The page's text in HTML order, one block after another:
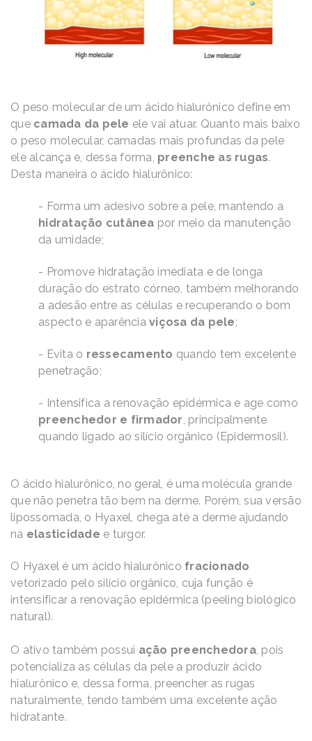
O peso molecular de um ácido hialurônico define em
que camada da pele ele vai atuar. Quanto mais baixo
o peso molecular, camadas mais profundas da pele
ele alcança e, dessa forma, preenche as rugas.
Desta maneira o ácido hialurônico:
- Forma um adesivo sobre a pele, mantendo a
hidratação cutânea por meio da manutenção
da umidade;
- Promove hidratação imediata e de longa
duração do estrato córneo, também melhorando
a adesão entre as células e recuperando o bom
aspecto e aparência viçosa da pele;
- Evita o ressecamento quando tem excelente
penetração;
- Intensifica a renovação epidérmica e age como
preenchedor e firmador, principalmente
quando ligado ao silício orgânico (Epidermosil).
O ácido hialurônico, no geral, é uma molécula grande
que não penetra tão bem na derme. Porém, sua versão
lipossomada, o Hyaxel, chega até a derme ajudando
na elasticidade e turgor.
O Hyaxel é um ácido hialurônico fracionado
vetorizado pelo silício orgânico, cuja função é
intensificar a renovação epidérmica (peeling biológico
natural).
O ativo também possui ação preenchedora, pois
potencializa as células da pele a produzir ácido
hialurônico e, dessa forma, preencher as rugas
naturalmente, tendo também uma excelente ação
hidratante.